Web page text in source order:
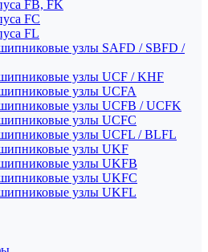
FB, FK
FC
FL
узлы SAFD / SBFD /
узлы UCF / KHF
узлы UCFA
узлы UCFB / UCFK
узлы UCFC
узлы UCFL / BLFL
узлы UKF
узлы UKFB
узлы UKFC
узлы UKFL